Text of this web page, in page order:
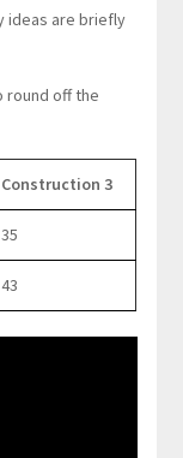
ideas are briefly
round off the
Construction 3
35
43